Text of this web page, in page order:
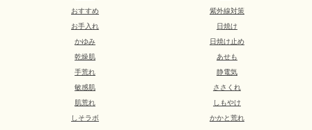
おすすめ
お手入れ
かゆみ
乾燥肌
手荒れ
敏感肌
肌荒れ
しそラボ
紫外線対策
日焼け
日焼け止め
あせも
静電気
ささくれ
しもやけ
かかと荒れ